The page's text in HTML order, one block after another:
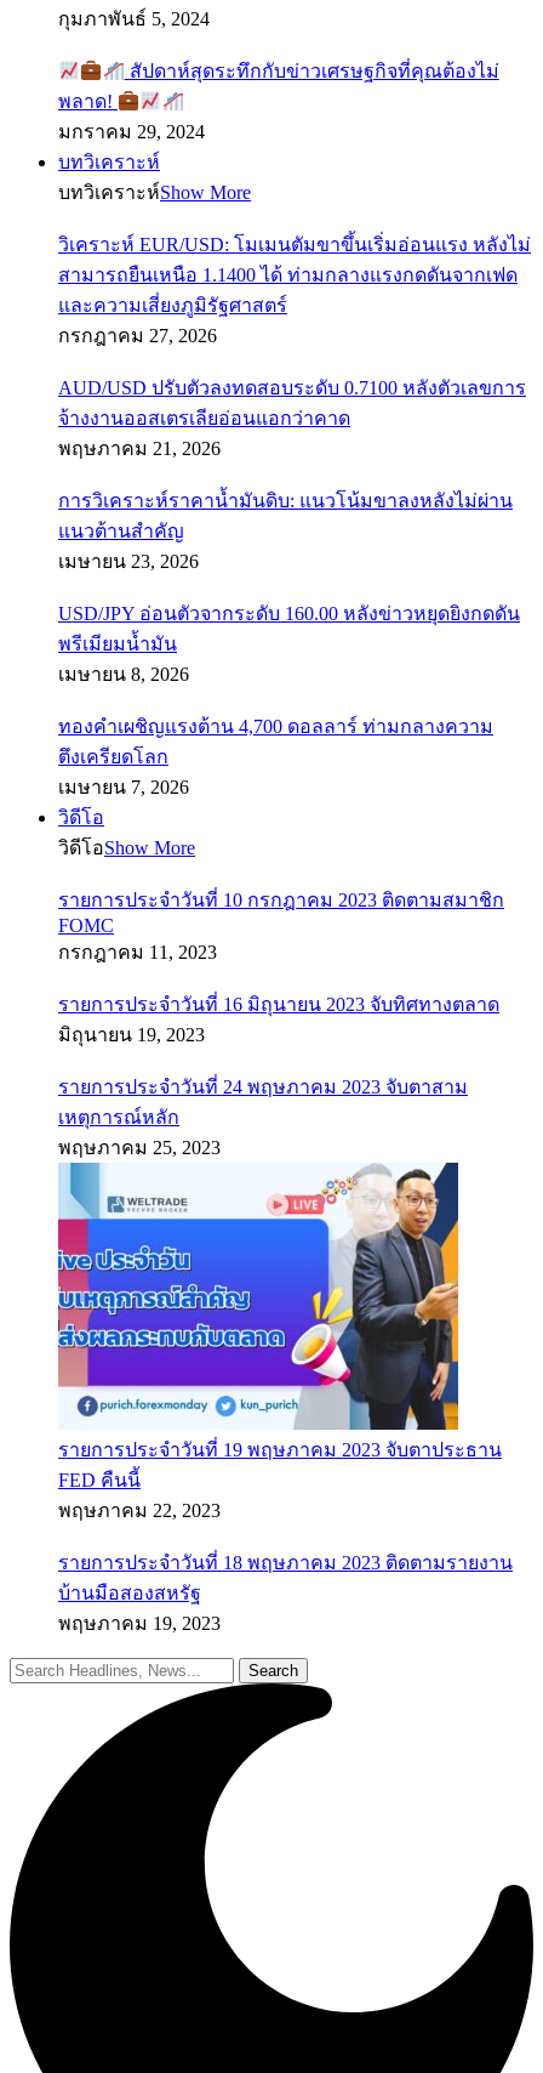
กุมภาพันธ์ 5, 2024
สัปดาห์สุดระทึกกับข่าวเศรษฐกิจที่คุณต้องไม่
พลาด!
มกราคม 29, 2024
บทวิเคราะห์
บทวิเคราะห์Show More
วิเคราะห์ EUR/USD: โมเมนตัมขาขึ้นเริ่มอ่อนแรง หลังไม่
สามารถยืนเหนือ 1.1400 ได้ ท่ามกลางแรงกดดันจากเฟด
และความเสี่ยงภูมิรัฐศาสตร์
กรกฎาคม 27, 2026
AUD/USD ปรับตัวลงทดสอบระดับ 0.7100 หลังตัวเลขการ
จ้างงานออสเตรเลียอ่อนแอกว่าคาด
พฤษภาคม 21, 2026
การวิเคราะห์ราคาน้ำมันดิบ: แนวโน้มขาลงหลังไม่ผ่าน
แนวต้านสำคัญ
เมษายน 23, 2026
USD/JPY อ่อนตัวจากระดับ 160.00 หลังข่าวหยุดยิงกดดัน
พรีเมียมน้ำมัน
เมษายน 8, 2026
ทองคำเผชิญแรงต้าน 4,700 ดอลลาร์ ท่ามกลางความ
ตึงเครียดโลก
เมษายน 7, 2026
วิดีโอ
วิดีโอShow More
รายการประจำวันที่ 10 กรกฎาคม 2023 ติดตามสมาชิก
FOMC
กรกฎาคม 11, 2023
รายการประจำวันที่ 16 มิถุนายน 2023 จับทิศทางตลาด
มิถุนายน 19, 2023
รายการประจำวันที่ 24 พฤษภาคม 2023 จับตาสาม
เหตุการณ์หลัก
พฤษภาคม 25, 2023
รายการประจำวันที่ 19 พฤษภาคม 2023 จับตาประธาน
FED คืนนี้
พฤษภาคม 22, 2023
รายการประจำวันที่ 18 พฤษภาคม 2023 ติดตามรายงาน
บ้านมือสองสหรัฐ
พฤษภาคม 19, 2023